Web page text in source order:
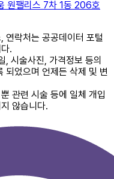
원팰리스 7차 1동 206호
연락처는 공공데이터 포털
.
, 시술사진, 가격정보 등의
되었으며 언제든 삭제 및 변
관련 시술 등에 일체 개입
않습니다.